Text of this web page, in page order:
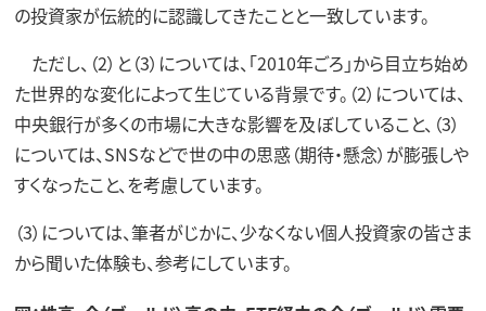
の投資家が伝統的に認識してきたことと一致しています。
ただし、（2）と（3）については、「2010年ごろ」から目立ち始め
た世界的な変化によって生じている背景です。（2）については、
中央銀行が多くの市場に大きな影響を及ぼしていること、（3）
については、SNSなどで世の中の思惑（期待・懸念）が膨張しや
すくなったこと、を考慮しています。
（3）については、筆者がじかに、少なくない個人投資家の皆さま
から聞いた体験も、参考にしています。